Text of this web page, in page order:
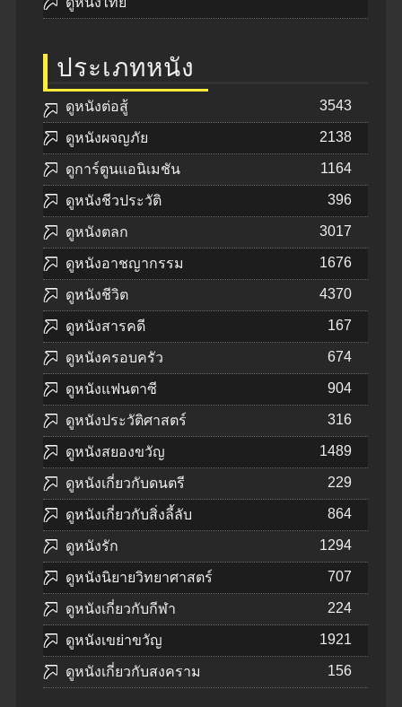
ประเภทหนัง
ดูหนังต่อสู้ 3543
ดูหนังผจญภัย 2138
ดูการ์ตูนแอนิเมชัน 1164
ดูหนังชีวประวัติ 396
ดูหนังตลก 3017
ดูหนังอาชญากรรม 1676
ดูหนังชีวิต 4370
ดูหนังสารคดี 167
ดูหนังครอบครัว 674
ดูหนังแฟนตาซี 904
ดูหนังประวัติศาสตร์ 316
ดูหนังสยองขวัญ 1489
ดูหนังเกี่ยวกับดนตรี 229
ดูหนังเกี่ยวกับสิ่งลี้ลับ 864
ดูหนังรัก 1294
ดูหนังนิยายวิทยาศาสตร์ 707
ดูหนังเกี่ยวกับกีฬา 224
ดูหนังเขย่าขวัญ 1921
ดูหนังเกี่ยวกับสงคราม 156